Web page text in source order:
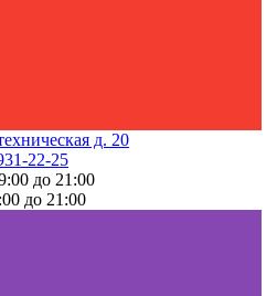
д. 20
22-25
до 21:00
до 21:00